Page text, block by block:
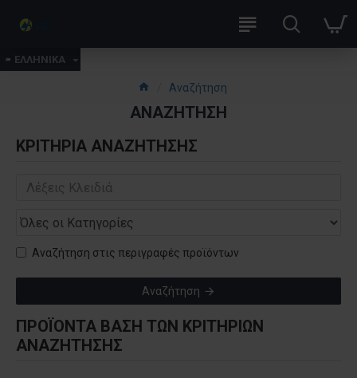
ΕΛΛΗΝΙΚΑ
Αναζήτηση
ΑΝΑΖΉΤΗΣΗ
ΚΡΙΤΉΡΙΑ ΑΝΑΖΉΤΗΣΗΣ
Αναζήτηση στις περιγραφές προϊόντων
Αναζήτηση
ΠΡΟΪΌΝΤΑ ΒΆΣΗ ΤΩΝ ΚΡΙΤΗΡΙΩΝ
ΑΝΑΖΉΤΗΣΗΣ